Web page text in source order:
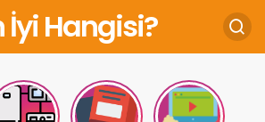
İyi Hangisi?